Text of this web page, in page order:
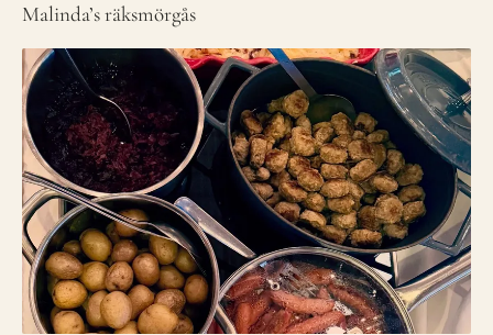
Malinda’s räksmörgås